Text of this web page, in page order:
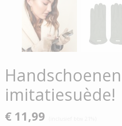
imitatiesuède!
€ 11,99